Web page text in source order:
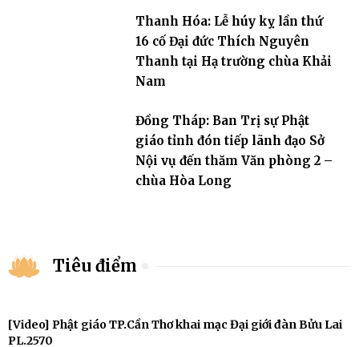
Thanh Hóa: Lễ húy kỵ lần thứ
16 cố Đại đức Thích Nguyên
Thanh tại Hạ trường chùa Khải
Nam
Đồng Tháp: Ban Trị sự Phật
giáo tỉnh đón tiếp lãnh đạo Sở
Nội vụ đến thăm Văn phòng 2 –
chùa Hòa Long
Tiêu điểm
[Video] Phật giáo TP.Cần Thơ khai mạc Đại giới đàn Bửu Lai
PL.2570